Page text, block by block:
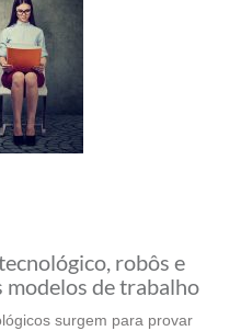
robôs e
de trabalho
surgem para provar